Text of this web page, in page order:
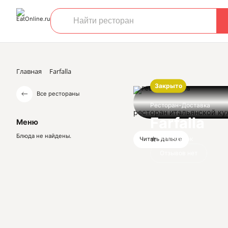
Главная Farfalla
Все рестораны
Меню
Блюда не найдены.
Закрыто
Ресторан-Доставка
Farfalla
Нет оценок
ресторан итальянской
Читать дальше